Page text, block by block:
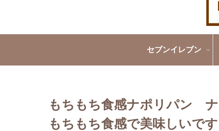
セブンイレブン
もちもち食感ナポリパン
もちもち食感で美味しいで